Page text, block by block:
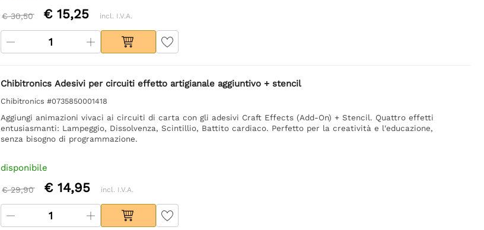
€ 30,50 € 15,25 incl. I.V.A.
Chibitronics Adesivi per circuiti effetto artigianale aggiuntivo + stencil
Chibitronics #0735850001418
Aggiungi animazioni vivaci ai circuiti di carta con gli adesivi Craft Effects (Add-On) + Stencil. Quattro effetti
entusiasmanti: Lampeggio, Dissolvenza, Scintillio, Battito cardiaco. Perfetto per la creatività e l'educazione,
senza bisogno di programmazione.
disponibile
€ 29,90 € 14,95 incl. I.V.A.